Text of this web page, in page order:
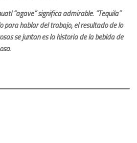
“agave” significa admirable. “Tequila”
para hablar del trabajo; el resultado de lo
se juntan es la historia de la bebida de